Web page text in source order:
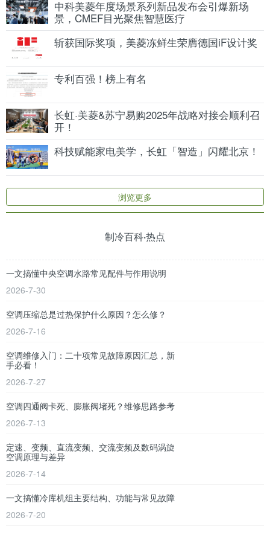
中科美菱年度场景系列新品发布会引爆新场
景，CMEF目光聚焦智慧医疗
斩获国际奖项，美菱冻鲜生荣膺德国iF设计奖
专利百强！榜上有名
长虹·美菱&苏宁易购2025年战略对接会顺利召
开！
科技赋能家电美学，长虹「智造」闪耀北京！
浏览更多
制冷百科·热点
一文搞懂中央空调水路常见配件与作用说明
2026-7-30
空调压缩总是过热保护什么原因？怎么修？
2026-7-16
空调维修入门：二十项常见故障原因汇总，新
手必看！
2026-7-27
空调四通阀卡死、膨胀阀堵死？维修思路参考
2026-7-13
定速、变频、直流变频、交流变频及数码涡旋
空调原理与差异
2026-7-14
一文搞懂冷库机组主要结构、功能与常见故障
2026-7-20